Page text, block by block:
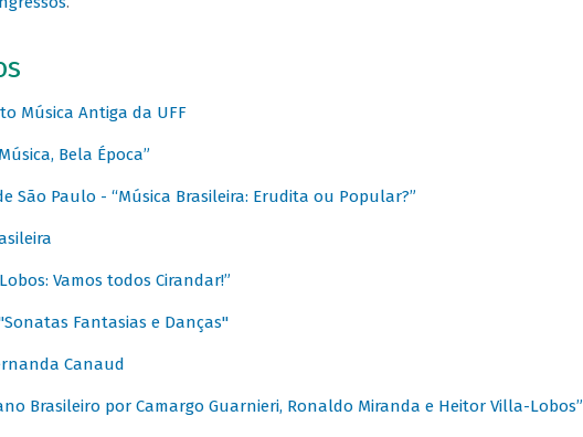
Música Antiga da UFF
Bela Época”
São Paulo - “Música Brasileira: Erudita ou Popular?”
Vamos todos Cirandar!”
Fantasias e Danças"
Canaud
Brasileiro por Camargo Guarnieri, Ronaldo Miranda e Heitor Villa-Lobos”